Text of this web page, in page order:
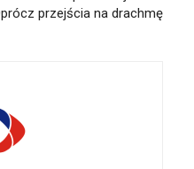
przejścia na drachmę